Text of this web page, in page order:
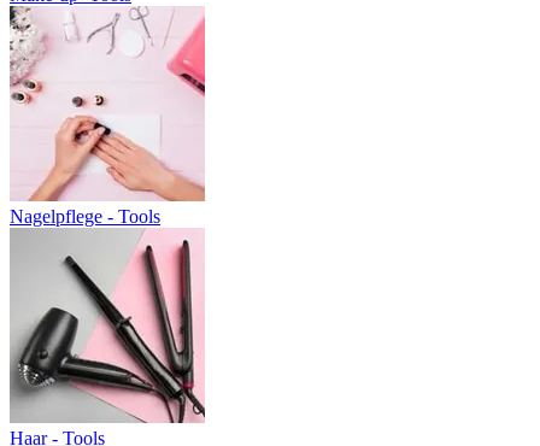
Nagelpflege - Tools
Haar - Tools